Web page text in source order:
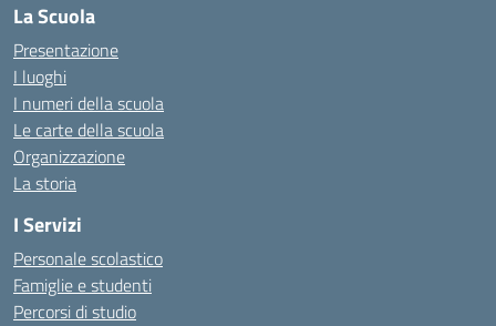
La Scuola
Presentazione
I luoghi
I numeri della scuola
Le carte della scuola
Organizzazione
La storia
I Servizi
Personale scolastico
Famiglie e studenti
Percorsi di studio